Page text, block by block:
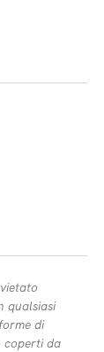
qualsiasi
di
coperti da